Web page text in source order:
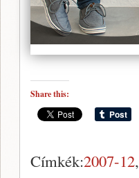
Share this:
Címkék:2007-12,